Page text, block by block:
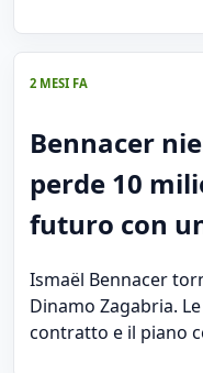
2 MESI FA
Bennacer
perde 10
futuro con
Ismaël Bennacer
Dinamo Zagabria.
contratto e il piano